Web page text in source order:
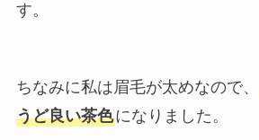
す。
ちなみに私は眉毛が太めなので、
うど良い茶色になりました。